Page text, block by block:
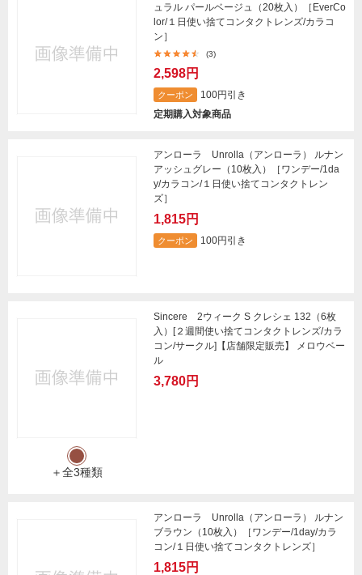
ュラル パールベージュ（20枚入）［EverCo
lor/１日使い捨てコンタクトレンズ/カラコ
ン］
(3)
2,598円
クーポン
100円引き
定期購入対象商品
アンローラ Unrolla（アンローラ） ルナン
アッシュグレー（10枚入）［ワンデー/1da
y/カラコン/１日使い捨てコンタクトレン
ズ］
1,815円
クーポン 100円引き
＋全3種類
Sincere 2ウィーク S クレシェ 132（6枚
入）[２週間使い捨てコンタクトレンズ/カラ
コン/サークル]【店舗限定販売】 メロウベー
ル
3,780円
アンローラ Unrolla（アンローラ） ルナン
ブラウン（10枚入）［ワンデー/1day/カラ
コン/１日使い捨てコンタクトレンズ］
1,815円